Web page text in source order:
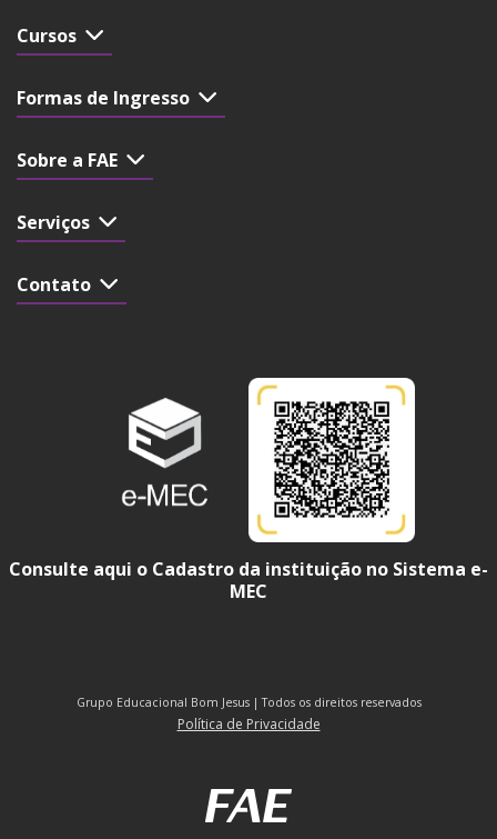
Cursos
Formas de Ingresso
Sobre a FAE
Serviços
Contato
Consulte aqui o Cadastro da instituição no Sistema e-
MEC
Grupo Educacional Bom Jesus | Todos os direitos reservados
Política de Privacidade